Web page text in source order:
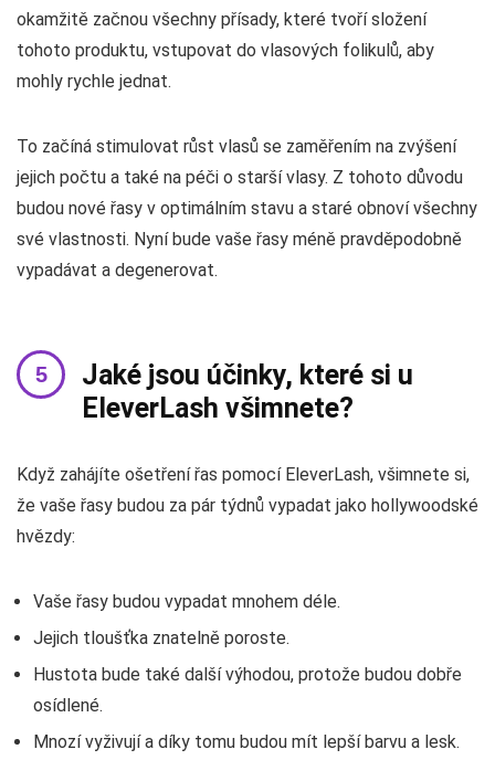
okamžitě začnou všechny přísady, které tvoří složení
tohoto produktu, vstupovat do vlasových folikulů, aby
mohly rychle jednat.
To začíná stimulovat růst vlasů se zaměřením na zvýšení
jejich počtu a také na péči o starší vlasy. Z tohoto důvodu
budou nové řasy v optimálním stavu a staré obnoví všechny
své vlastnosti. Nyní bude vaše řasy méně pravděpodobně
vypadávat a degenerovat.
Jaké jsou účinky, které si u
EleverLash všimnete?
Když zahájíte ošetření řas pomocí EleverLash, všimnete si,
že vaše řasy budou za pár týdnů vypadat jako hollywoodské
hvězdy:
Vaše řasy budou vypadat mnohem déle.
Jejich tloušťka znatelně poroste.
Hustota bude také další výhodou, protože budou dobře
osídlené.
Mnozí vyživují a díky tomu budou mít lepší barvu a lesk.